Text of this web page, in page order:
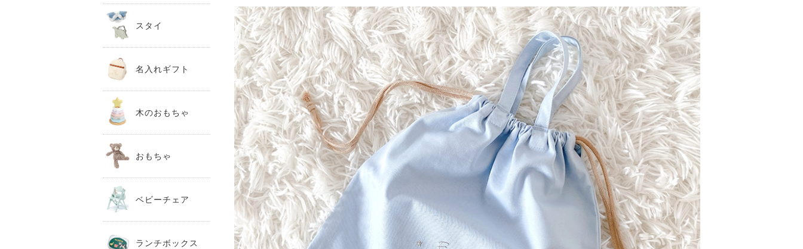
スタイ
名入れギフト
木のおもちゃ
おもちゃ
ベビーチェア
ランチボックス